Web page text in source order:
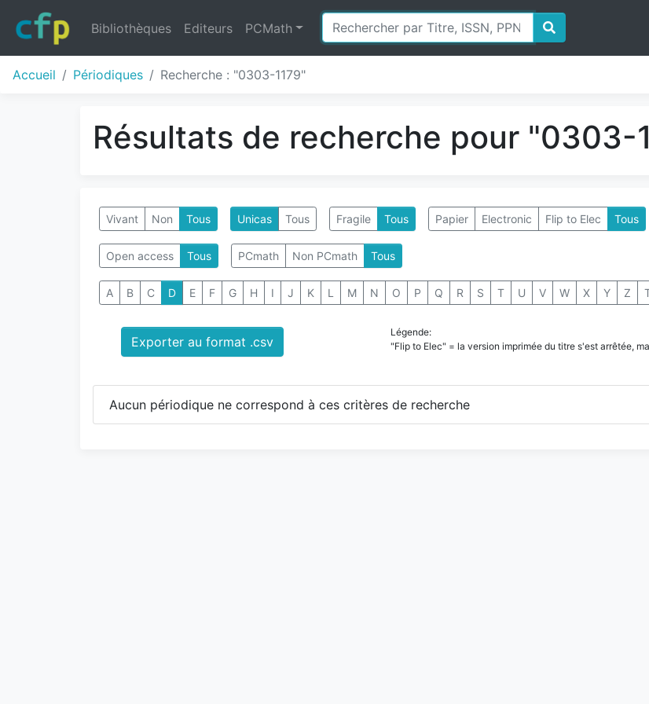
Bibliothèques Editeurs PCMath
Accueil Périodiques Recherche : "0303-1179"
Résultats de recherche pour "0303-
Vivant Non Tous Unicas Tous Fragile Tous Papier Electronic Flip to Elec Tous
Open access Tous PCmath Non PCmath Tous
A B C D E F G H I J K L M N O P Q R S T U V W X Y Z
Exporter au format .csv
Légende:
"Flip to Elec" = la version imprimée du titre s'est arrêtée,
Aucun périodique ne correspond à ces critères de recherche